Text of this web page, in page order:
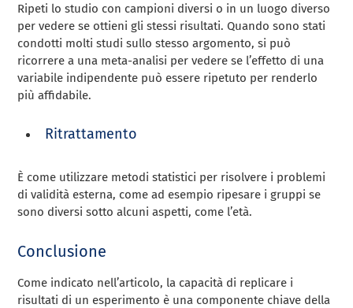
Ripeti lo studio con campioni diversi o in un luogo diverso
per vedere se ottieni gli stessi risultati. Quando sono stati
condotti molti studi sullo stesso argomento, si può
ricorrere a una meta-analisi per vedere se l’effetto di una
variabile indipendente può essere ripetuto per renderlo
più affidabile.
Ritrattamento
È come utilizzare metodi statistici per risolvere i problemi
di validità esterna, come ad esempio ripesare i gruppi se
sono diversi sotto alcuni aspetti, come l’età.
Conclusione
Come indicato nell’articolo, la capacità di replicare i
risultati di un esperimento è una componente chiave della